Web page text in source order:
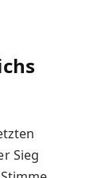
Sieg